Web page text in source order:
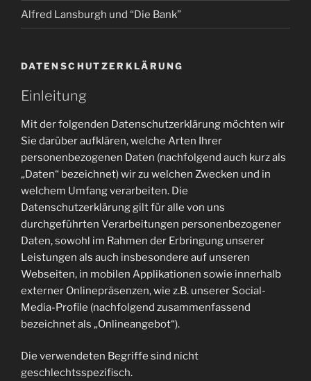
Alfred Lansburgh und “Die Bank”
DATENSCHUTZERKLÄRUNG
Einleitung
Mit der folgenden Datenschutzerklärung möchten wir
Sie darüber aufklären, welche Arten Ihrer
personenbezogenen Daten (nachfolgend auch kurz als
„Daten“ bezeichnet) wir zu welchen Zwecken und in
welchem Umfang verarbeiten. Die
Datenschutzerklärung gilt für alle von uns
durchgeführten Verarbeitungen personenbezogener
Daten, sowohl im Rahmen der Erbringung unserer
Leistungen als auch insbesondere auf unseren
Webseiten, in mobilen Applikationen sowie innerhalb
externer Onlinepräsenzen, wie z.B. unserer Social-
Media-Profile (nachfolgend zusammenfassend
bezeichnet als „Onlineangebot“).
Die verwendeten Begriffe sind nicht
geschlechtsspezifisch.